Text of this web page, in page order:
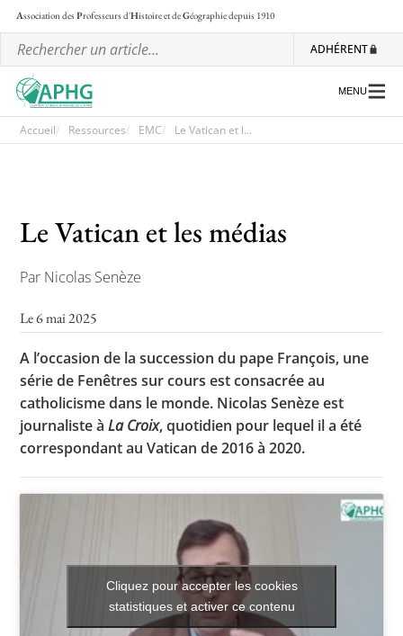
Association desProfesseurs d'Histoire et deGéographiedepuis 1910
ADHÉRENT
Les régionales
Communiqués et motions
L’APHG dans la presse
Toutes les actualités
Concours de recrutement
Concours scolaires
Conférences, tables rondes
MENU
Accueil Ressources EMC Le Vatican et l...
Le Vatican et les médias
Par Nicolas Senèze
Le 6 mai 2025
A l’occasion de la succession du pape François, une
série de Fenêtres sur cours est consacrée au
catholicisme dans le monde. Nicolas Senèze est
journaliste àLa Croix, quotidien pour lequel il a été
correspondant au Vatican de 2016 à 2020.
Cliquez pour accepter les cookies
statistiques et activer ce contenu